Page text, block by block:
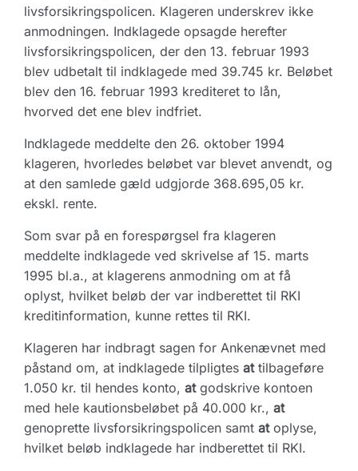
livsforsikringspolicen. Klageren underskrev ikke
anmodningen. Indklagede opsagde herefter
livsforsikringspolicen, der den 13. februar 1993
blev udbetalt til indklagede med 39.745 kr. Beløbet
blev den 16. februar 1993 krediteret to lån,
hvorved det ene blev indfriet.
Indklagede meddelte den 26. oktober 1994
klageren, hvorledes beløbet var blevet anvendt, og
at den samlede gæld udgjorde 368.695,05 kr.
ekskl. rente.
Som svar på en forespørgsel fra klageren
meddelte indklagede ved skrivelse af 15. marts
1995 bl.a., at klagerens anmodning om at få
oplyst, hvilket beløb der var indberettet til RKI
kreditinformation, kunne rettes til RKI.
Klageren har indbragt sagen for Ankenævnet med
påstand om, at indklagede tilpligtes attilbageføre
1.050 kr. til hendes konto, atgodskrive kontoen
med hele kautionsbeløbet på 40.000 kr., at
genoprette livsforsikringspolicen samt atoplyse,
hvilket beløb indklagede har indberettet til RKI.